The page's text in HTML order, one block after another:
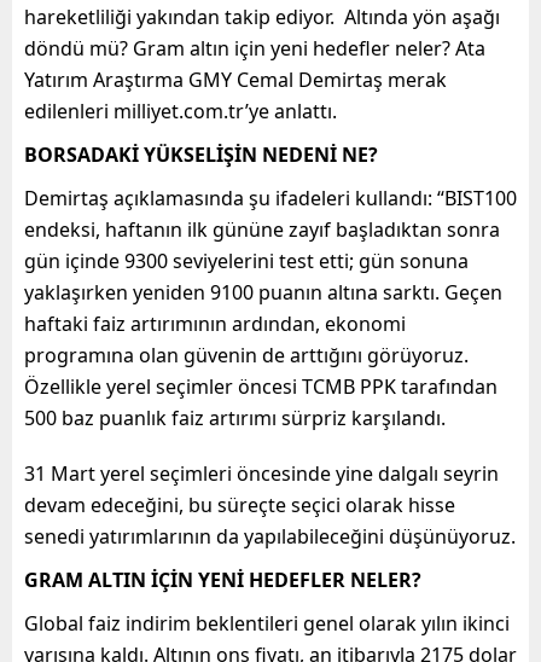
hareketliliği yakından takip ediyor. Altında yön aşağı
döndü mü? Gram altın için yeni hedefler neler? Ata
Yatırım Araştırma GMY Cemal Demirtaş merak
edilenleri milliyet.com.tr’ye anlattı.
BORSADAKİ YÜKSELİŞİN NEDENİ NE?
Demirtaş açıklamasında şu ifadeleri kullandı: “BIST100
endeksi, haftanın ilk gününe zayıf başladıktan sonra
gün içinde 9300 seviyelerini test etti; gün sonuna
yaklaşırken yeniden 9100 puanın altına sarktı. Geçen
haftaki faiz artırımının ardından, ekonomi
programına olan güvenin de arttığını görüyoruz.
Özellikle yerel seçimler öncesi TCMB PPK tarafından
500 baz puanlık faiz artırımı sürpriz karşılandı.
31 Mart yerel seçimleri öncesinde yine dalgalı seyrin
devam edeceğini, bu süreçte seçici olarak hisse
senedi yatırımlarının da yapılabileceğini düşünüyoruz.
GRAM ALTIN İÇİN YENİ HEDEFLER NELER?
Global faiz indirim beklentileri genel olarak yılın ikinci
yarısına kaldı. Altının ons fiyatı, an itibarıyla 2175 dolar